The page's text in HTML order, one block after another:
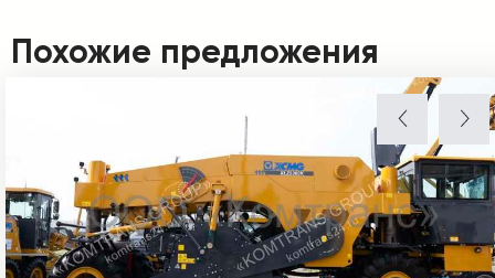
Похожие предложения